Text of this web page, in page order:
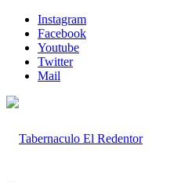
Instagram
Facebook
Youtube
Twitter
Mail